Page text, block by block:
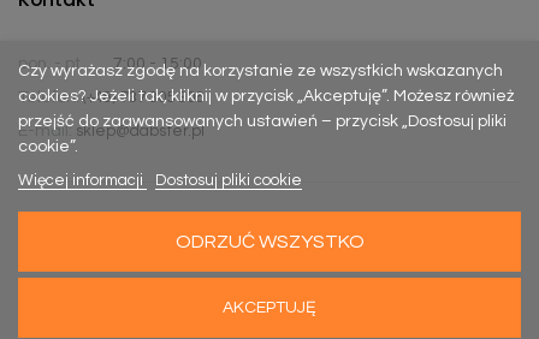
Czy wyrażasz zgodę na korzystanie ze wszystkich wskazanych
cookies? Jeżeli tak, kliknij w przycisk „Akceptuję”. Możesz również
przejść do zaawansowanych ustawień – przycisk „Dostosuj pliki
cookie”.
Więcej informacji
Dostosuj pliki cookie
ODRZUĆ WSZYSTKO
AKCEPTUJĘ
pon. - pt.
7:00 - 15:00
Telefon:(+48) 737 305 306
E-mail: sklep@dabster.pl
MiyoStudio